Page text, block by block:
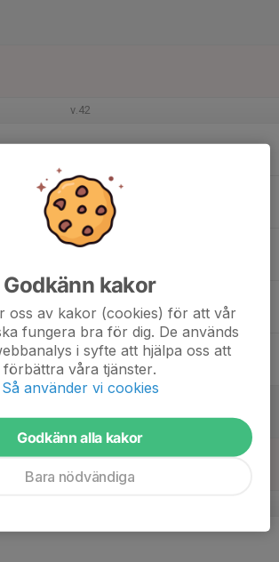
v.42
Godkänn kakor
oss av kakor (cookies) för att vår
fungera bra för dig. De används
i syfte att hjälpa oss att
förbättra våra tjänster.
Så använder vi cookies
Godkänn alla kakor
Bara nödvändiga